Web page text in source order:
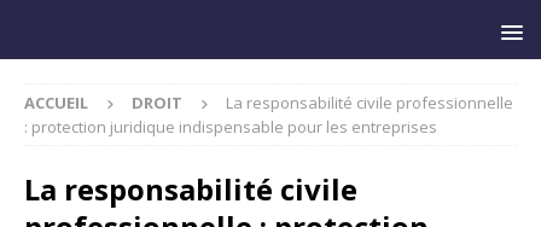
ACCUEIL DROIT
La responsabilité civile professionnelle
: protection juridique indispensable pour les entreprises
La responsabilité civile